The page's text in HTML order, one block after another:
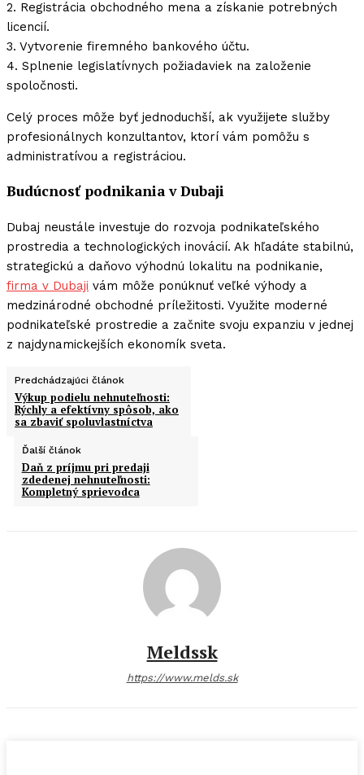
2. Registrácia obchodného mena a získanie potrebných
licencií.
3. Vytvorenie firemného bankového účtu.
4. Splnenie legislatívnych požiadaviek na založenie
spoločnosti.
Celý proces môže byť jednoduchší, ak využijete služby
profesionálnych konzultantov, ktorí vám pomôžu s
administratívou a registráciou.
Budúcnosť podnikania v Dubaji
Dubaj neustále investuje do rozvoja podnikateľského
prostredia a technologických inovácií. Ak hľadáte stabilnú,
strategickú a daňovo výhodnú lokalitu na podnikanie,
firma v Dubaji vám môže ponúknuť veľké výhody a
medzinárodné obchodné príležitosti. Využite moderné
podnikateľské prostredie a začnite svoju expanziu v jednej
z najdynamickejších ekonomík sveta.
Predchádzajúci článok
Výkup podielu nehnuteľnosti:
Rýchly a efektívny spôsob, ako
sa zbaviť spoluvlastníctva
Ďalší článok
Daň z príjmu pri predaji
zdedenej nehnuteľnosti:
Kompletný sprievodca
Meldssk
https://www.melds.sk